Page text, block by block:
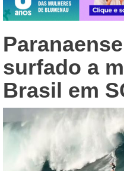
surfado a
Brasil em